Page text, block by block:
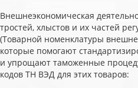
Внешнеэкономическая
тростей, хлыстов и их частей
(Товарной номенклатуры
которые помогают
и упрощают таможенные
кодов ТН ВЭД для этих товаров: